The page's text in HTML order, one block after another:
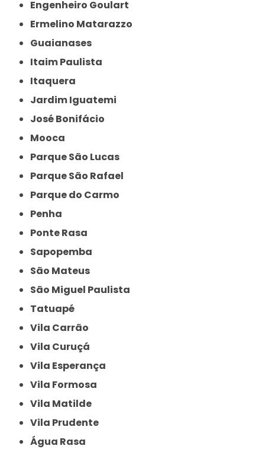
Engenheiro Goulart
Ermelino Matarazzo
Guaianases
Itaim Paulista
Itaquera
Jardim Iguatemi
José Bonifácio
Mooca
Parque São Lucas
Parque São Rafael
Parque do Carmo
Penha
Ponte Rasa
Sapopemba
São Mateus
São Miguel Paulista
Tatuapé
Vila Carrão
Vila Curuçá
Vila Esperança
Vila Formosa
Vila Matilde
Vila Prudente
Água Rasa